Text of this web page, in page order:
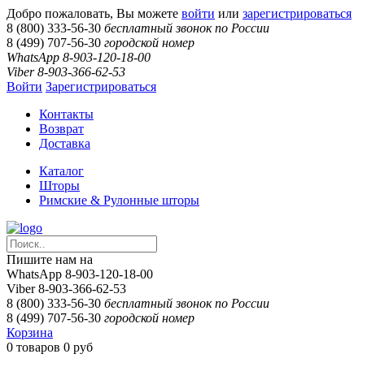
Добро пожаловать, Вы можете войти или зарегистрироваться
8 (800) 333-56-30 бесплатный звонок по России
8 (499) 707-56-30 городской номер
WhatsApp 8-903-120-18-00
Viber 8-903-366-62-53
Войти Зарегистрироваться
Контакты
Возврат
Доставка
Каталог
Шторы
Римские & Рулонные шторы
Пишите нам на
WhatsApp 8-903-120-18-00
Viber 8-903-366-62-53
8 (800) 333-56-30 бесплатный звонок по России
8 (499) 707-56-30 городской номер
Корзина
0 товаров 0 руб